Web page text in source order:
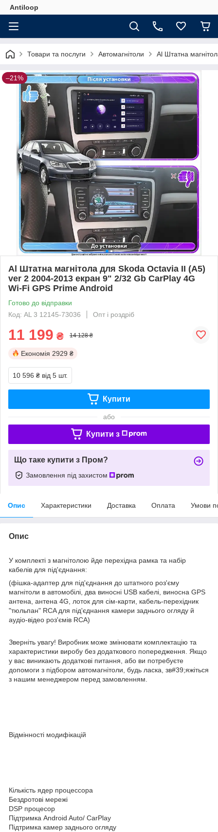
Antiloop
Товари та послуги Автомагнітоли Al Штатна
–21%
Al Штатна магнітола для Skoda Octavia II (A5)
ver 2 2004-2013 екран 9" 2/32 Gb CarPlay 4G
Wi-Fi GPS Prime Android
Готово до відправки
Код: AL 3 12145-73036
Опт і роздріб
11 199 ₴ 14 128 ₴
Економія 2929 ₴
10 596 ₴ від 5 шт.
Купити
або
Купити з
Що таке купити з Пром?
Замовлення під захистом
Опис Характеристики Доставка Оплата Умови
Опис
У комплекті з магнітолою йде перехідна рамка та набір
кабелів для під'єднання:
(фішка-адаптер для під'єднання до штатного роз'єму
магнітоли в автомобілі, два виносні USB кабелі, виносна GPS
антена, антена 4G, лоток для сім-карти, кабель-перехідник
"тюльпан" RCA для під'єднання камери заднього огляду й
аудіо-відео роз'ємів RCA)
Зверніть увагу! Виробник може змінювати комплектацію та
характеристики виробу без додаткового попередження. Якщо
у вас виникають додаткові питання, або ви потребуєте
допомоги з підбором автомагнітоли, будь ласка, зв#39;яжіться
з нашим менеджером перед замовленням.
Відмінності модифікацій
Кількість ядер процессора
Бездротові мережі
DSP процесор
Підтримка Android Auto/ CarPlay
Підтримка камер заднього огляду